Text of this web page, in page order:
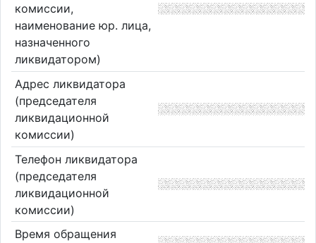
комиссии,
наименование юр. лица,
назначенного
ликвидатором)
Адрес ликвидатора
(председателя
ликвидационной
комиссии)
Телефон ликвидатора
(председателя
ликвидационной
комиссии)
Время обращения